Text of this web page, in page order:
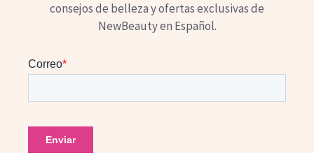
consejos de belleza y ofertas exclusivas de
NewBeauty en Español.